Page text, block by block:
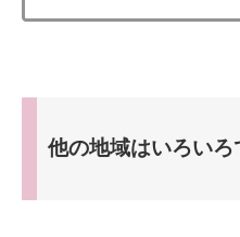
他の地域はいろいろ